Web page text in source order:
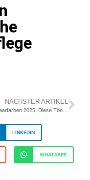
NÄCHSTER ARTIKEL
Winterhaarfarben 2025: Diese Töne sind angesagt
LINKEDIN
WHATSAPP